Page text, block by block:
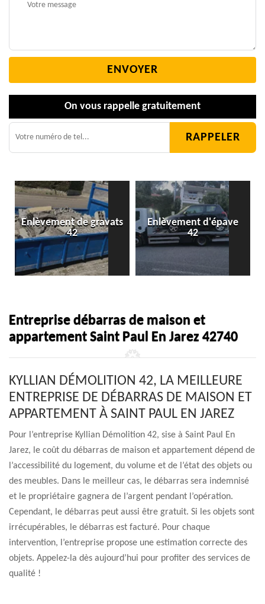
On vous rappelle gratuitement
Enlèvement de gravats
42
Enlèvement d'épave
42
Entreprise débarras de maison et
appartement Saint Paul En Jarez 42740
KYLLIAN DÉMOLITION 42, LA MEILLEURE
ENTREPRISE DE DÉBARRAS DE MAISON ET
APPARTEMENT À SAINT PAUL EN JAREZ
Pour l’entreprise Kyllian Démolition 42, sise à Saint Paul En
Jarez, le coût du débarras de maison et appartement dépend de
l’accessibilité du logement, du volume et de l’état des objets ou
des meubles. Dans le meilleur cas, le débarras sera indemnisé
et le propriétaire gagnera de l’argent pendant l’opération.
Cependant, le débarras peut aussi être gratuit. Si les objets sont
irrécupérables, le débarras est facturé. Pour chaque
intervention, l’entreprise propose une estimation correcte des
objets. Appelez-la dès aujourd’hui pour profiter des services de
qualité !